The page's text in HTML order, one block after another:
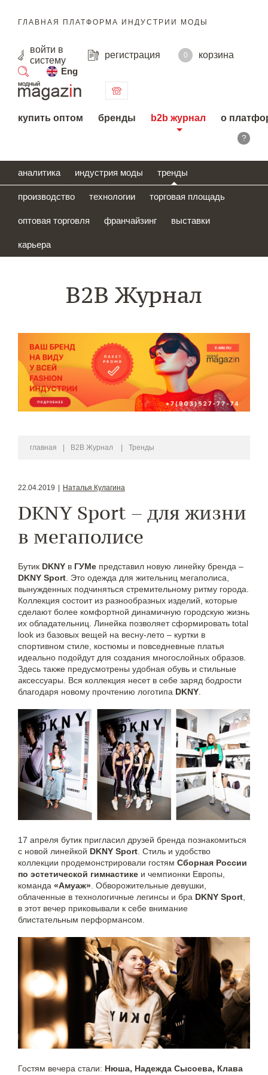
ГЛАВНАЯ ПЛАТФОРМА ИНДУСТРИИ МОДЫ
войти в
систему
регистрация 0
корзина
Eng
поиск
купить оптом бренды b2b журнал о
?
аналитика индустрия моды тренды
производство технологии торговая площадь
оптовая торговля франчайзинг выставки
карьера
B2B Журнал
главная B2B Журнал Тренды
22.04.2019 Наталья Кулагина
DKNY Sport – для жизни
в мегаполисе
Бутик DKNY в ГУМе представил новую линейку бренда –
DKNY Sport . Это одежда для жительниц мегаполиса,
вынужденных подчиняться стремительному ритму города.
Коллекция состоит из разнообразных изделий, которые
сделают более комфортной динамичную городскую жизнь
их обладательниц. Линейка позволяет сформировать total
look из базовых вещей на весну-лето – куртки в
спортивном стиле, костюмы и повседневные платья
идеально подойдут для создания многослойных образов.
Здесь также предусмотрены удобная обувь и стильные
аксессуары. Вся коллекция несет в себе заряд бодрости
благодаря новому прочтению логотипа DKNY
17 апреля бутик пригласил друзей бренда познакомиться
с новой линейкой DKNY Sport. Стиль и удобство
коллекции продемонстрировали гостям Сборная России
по эстетической гимнастике и чемпионки Европы,
команда «Амуаж». Обворожительные девушки,
облаченные в технологичные легинсы и бра DKNY Sport,
в этот вечер приковывали к себе внимание
блистательным перформансом.
Гостям вечера стали: Нюша, Надежда Сысоева, Клава